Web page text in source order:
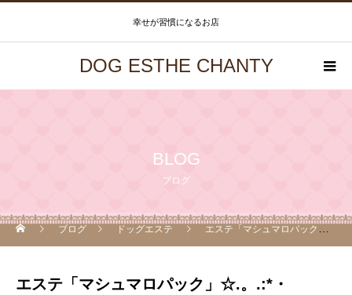
幸せが習慣になるお店
DOG ESTHE CHANTY
BLOG
ブログ
ブログ ドッグエステ エステ「マシュマロパック」☆.。.:*・
エステ「マシュマロパック」☆.。.:*・